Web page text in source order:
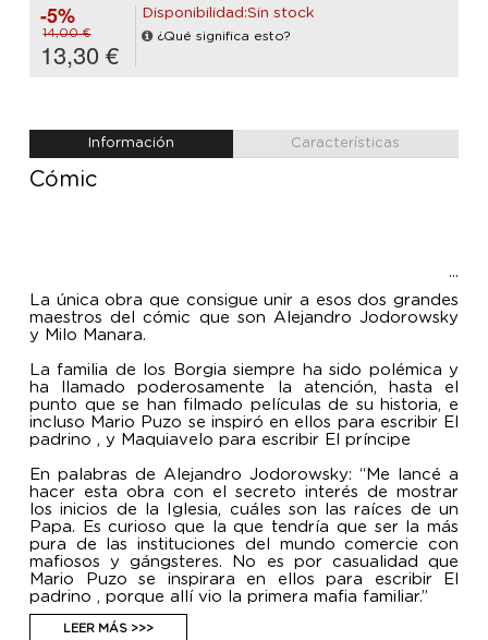
-5%
14,00 €
13,30 €
Disponibilidad:Sin stock
¿Qué significa esto?
Información Características
Cómic
La única obra que consigue unir a esos dos grandes
maestros del cómic que son Alejandro Jodorowsky
y Milo Manara.
La familia de los Borgia siempre ha sido polémica y
ha llamado poderosamente la atención, hasta el
punto que se han filmado películas de su historia, e
incluso Mario Puzo se inspiró en ellos para escribir El
padrino , y Maquiavelo para escribir El príncipe
En palabras de Alejandro Jodorowsky: “Me lancé a
hacer esta obra con el secreto interés de mostrar
los inicios de la Iglesia, cuáles son las raíces de un
Papa. Es curioso que la que tendría que ser la más
pura de las instituciones del mundo comercie con
mafiosos y gángsteres. No es por casualidad que
Mario Puzo se inspirara en ellos para escribir El
padrino , porque allí vio la primera mafia familiar.”
LEER MÁS >>>